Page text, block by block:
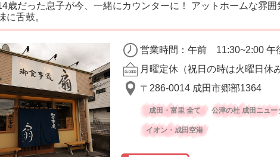
歳だった息子が今、一緒にカウンターに！ アットホームな雰囲
に舌鼓。
営業時間：午前 11:30~2:00
月曜定休（祝日の時は火曜日休
〒286-0014 成田市郷部1364
成田・富里 全て 公津の杜 成田ニュー
イオン・成田空港